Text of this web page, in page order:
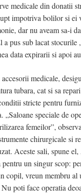
medicale din donatii
impotriva bolilor si ei
dar nu aveam sa-i
pus sub lacat
data expirarii si apoi
medicale,
tubara, cat si sa
stricte pentru
speciale de
femeilor”,
chirurgicale si
Aceste sali, spune
un singur scop:
copil, vreun membru
poti face operatia